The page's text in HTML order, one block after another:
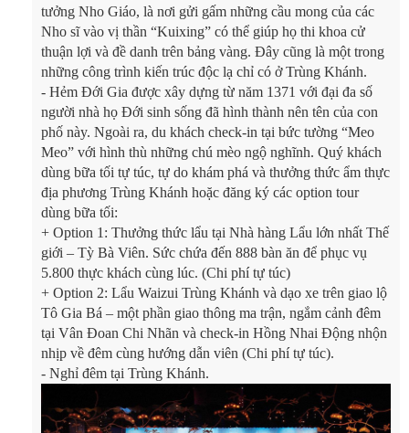
tưởng Nho Giáo, là nơi gửi gấm những cầu mong của các
Nho sĩ vào vị thần “Kuixing” có thể giúp họ thi khoa cử
thuận lợi và đề danh trên bảng vàng. Đây cũng là một trong
những công trình kiến trúc độc lạ chỉ có ở Trùng Khánh.
- Hẻm Đới Gia được xây dựng từ năm 1371 với đại đa số
người nhà họ Đới sinh sống đã hình thành nên tên của con
phố này. Ngoài ra, du khách check-in tại bức tường “Meo
Meo” với hình thù những chú mèo ngộ nghĩnh. Quý khách
dùng bữa tối tự túc, tự do khám phá và thưởng thức ẩm thực
địa phương Trùng Khánh hoặc đăng ký các option tour
dùng bữa tối:
+ Option 1: Thưởng thức lẩu tại Nhà hàng Lẩu lớn nhất Thế
giới – Tỳ Bà Viên. Sức chứa đến 888 bàn ăn để phục vụ
5.800 thực khách cùng lúc. (Chi phí tự túc)
+ Option 2: Lẩu Waizui Trùng Khánh và dạo xe trên giao lộ
Tô Gia Bá – một phần giao thông ma trận, ngắm cảnh đêm
tại Vân Đoan Chi Nhãn và check-in Hồng Nhai Động nhộn
nhịp về đêm cùng hướng dẫn viên (Chi phí tự túc).
- Nghỉ đêm tại Trùng Khánh.